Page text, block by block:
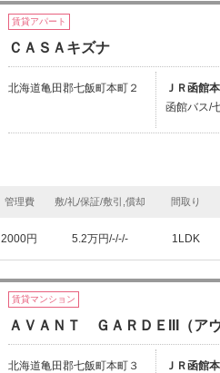
賃貸アパート
ＣＡＳＡキズナ
北海道亀田郡七飯町本町２
ＪＲ函館
函館バス/
管理費 敷/礼/保証/敷引,償却 間取り
2000円 5.2万円/-/-/- 1LDK
賃貸マンション
ＡＶＡＮＴ ＧＡＲＤＥIII（ア
北海道亀田郡七飯町本町３
ＪＲ函館